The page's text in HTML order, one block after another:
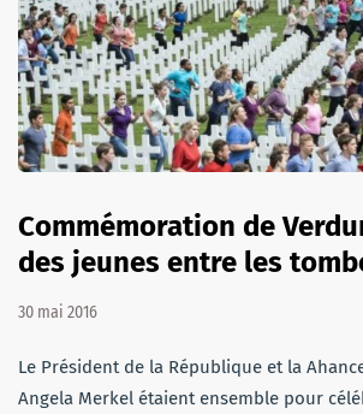
Commémoration de
des jeunes entre les
30 mai 2016
Le Président de la République et la
Angela Merkel étaient ensemble pour